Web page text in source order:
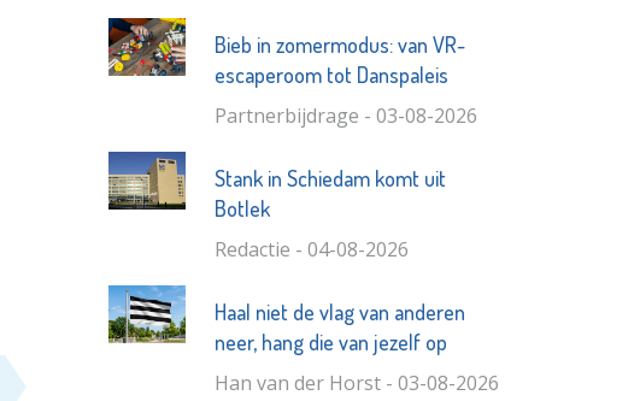
Bieb in zomermodus: van VR-
escaperoom tot Danspaleis
Partnerbijdrage - 03-08-2026
Stank in Schiedam komt uit
Botlek
Redactie - 04-08-2026
Haal niet de vlag van anderen
neer, hang die van jezelf op
Han van der Horst - 03-08-2026